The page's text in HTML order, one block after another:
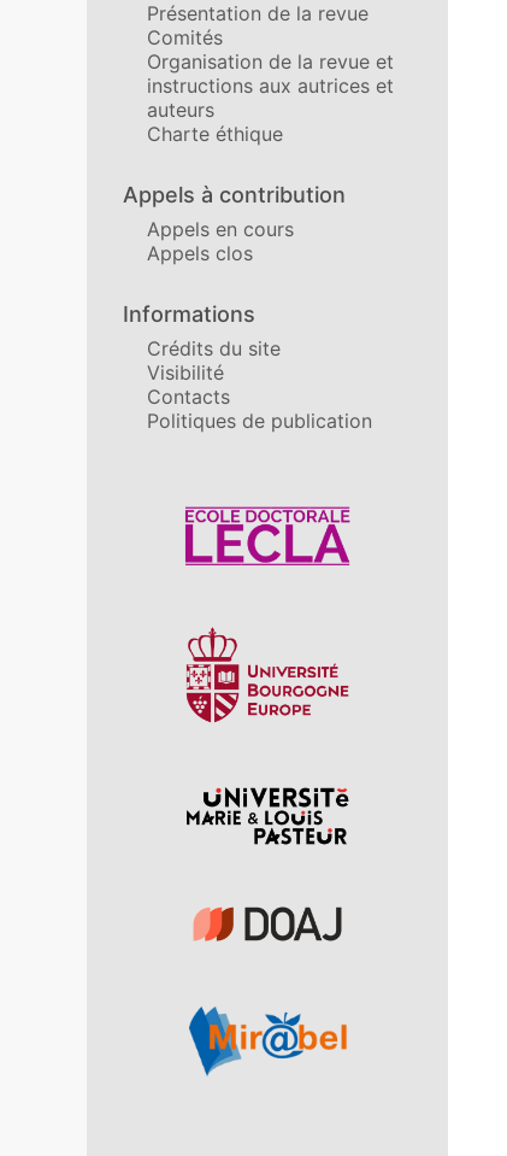
Présentation de la revue
Comités
Organisation de la revue et
instructions aux autrices et
auteurs
Charte éthique
Appels à contribution
Appels en cours
Appels clos
Informations
Crédits du site
Visibilité
Contacts
Politiques de publication
Affiliations/partenaires